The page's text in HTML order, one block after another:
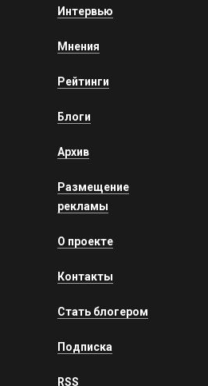
Интервью
Мнения
Рейтинги
Блоги
Архив
Размещение
рекламы
О проекте
Контакты
Стать блогером
Подписка
RSS